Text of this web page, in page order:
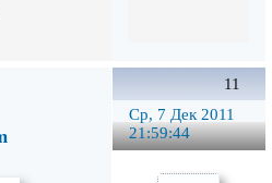
11
Ср, 7 Дек 2011
21:59:44